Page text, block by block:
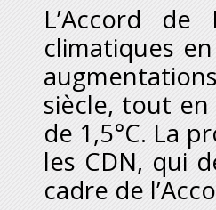
L’Accord
climatiques
siècle, tout en
de 1,5°C. La
les CDN, qui
cadre de